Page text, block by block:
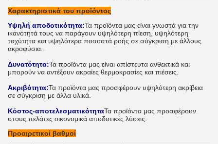
Χαρακτηριστικά του προϊόντος
Υψηλή αποδοτικότητα:Τα προϊόντα μας είναι γνωστά για την
ικανότητά τους να παράγουν υψηλότερη πίεση, υψηλότερη
ταχύτητα και υψηλότερα ποσοστά ροής σε σύγκριση με άλλους
ακροφύσια..
Δυνατότητα:Τα προϊόντα μας είναι απίστευτα ανθεκτικά και
μπορούν να αντέξουν ακραίες θερμοκρασίες και πιέσεις.
Ακριβότητα:Τα προϊόντα μας προσφέρουν υψηλότερη ακρίβεια
σε σύγκριση με άλλα υλικά.
Κόστος-αποτελεσματικότηταΤα προϊόντα μας προσφέρουν
στους πελάτες οικονομικά αποδοτικές λύσεις.
Προαιρετικοί βαθμοί